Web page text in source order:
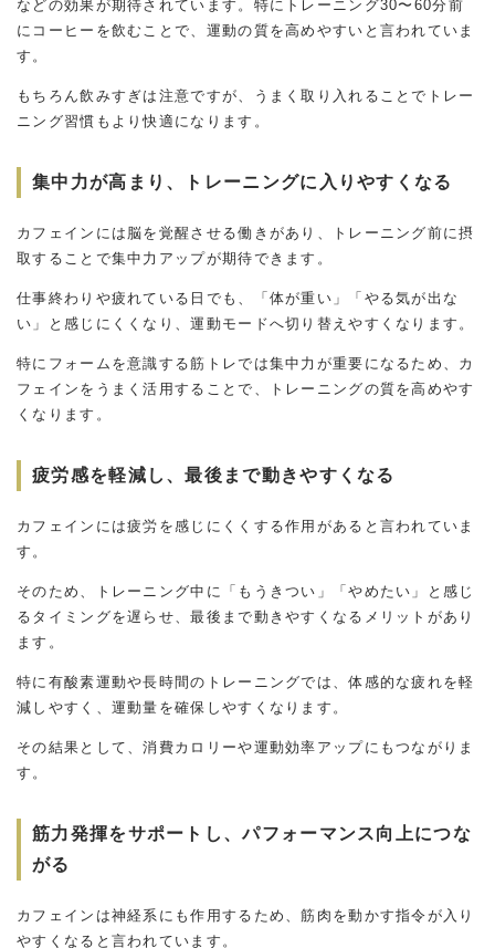
などの効果が期待されています。特にトレーニング30〜60分前
にコーヒーを飲むことで、運動の質を高めやすいと言われていま
す。
もちろん飲みすぎは注意ですが、うまく取り入れることでトレー
ニング習慣もより快適になります。
集中力が高まり、トレーニングに入りやすくなる
カフェインには脳を覚醒させる働きがあり、トレーニング前に摂
取することで集中力アップが期待できます。
仕事終わりや疲れている日でも、「体が重い」「やる気が出な
い」と感じにくくなり、運動モードへ切り替えやすくなります。
特にフォームを意識する筋トレでは集中力が重要になるため、カ
フェインをうまく活用することで、トレーニングの質を高めやす
くなります。
疲労感を軽減し、最後まで動きやすくなる
カフェインには疲労を感じにくくする作用があると言われていま
す。
そのため、トレーニング中に「もうきつい」「やめたい」と感じ
るタイミングを遅らせ、最後まで動きやすくなるメリットがあり
ます。
特に有酸素運動や長時間のトレーニングでは、体感的な疲れを軽
減しやすく、運動量を確保しやすくなります。
その結果として、消費カロリーや運動効率アップにもつながりま
す。
筋力発揮をサポートし、パフォーマンス向上につな
がる
カフェインは神経系にも作用するため、筋肉を動かす指令が入り
やすくなると言われています。